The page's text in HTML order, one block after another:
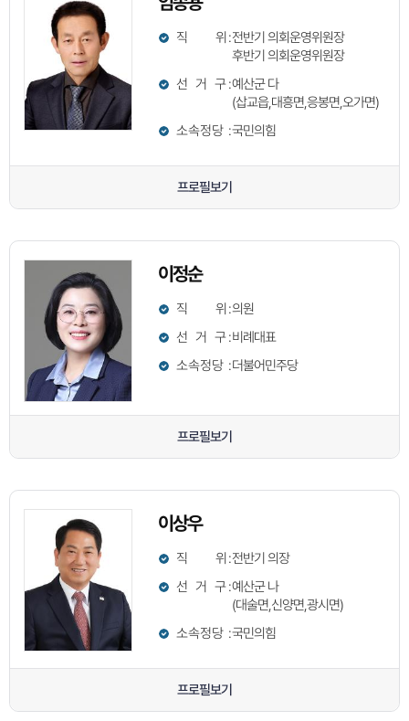
직 위
:전반기 의회운영위원장
후반기 의회운영위원장
선 거 구:예산군 다
(삽교읍,대흥면,응봉면,오가면)
소속정당 :국민의힘
프로필보기
이정순
직 위
:의원
선 거 구:비례대표
소속정당 :더불어민주당
프로필보기
이상우
직 위
:전반기 의장
선 거 구:예산군 나
(대술면,신양면,광시면)
소속정당 :국민의힘
프로필보기